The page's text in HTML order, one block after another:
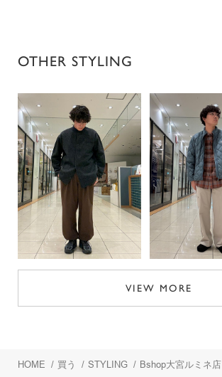
OTHER STYLING
VIEW MORE
HOME / 買う / STYLING / Bshop大宮ルミネ店